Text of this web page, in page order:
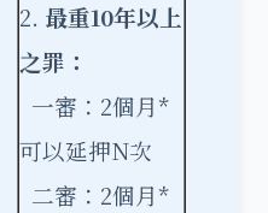
2. 最重10年以上
之罪：
一審：2個月*
可以延押N次
二審：2個月*